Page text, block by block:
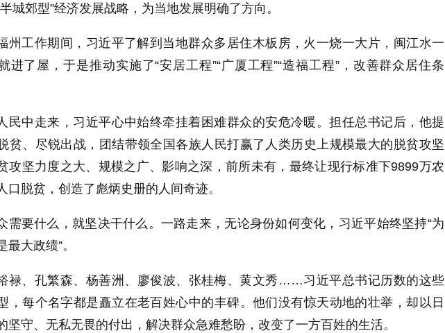
城郊型”经济发展战略，为当地发展明确了方向。
州工作期间，习近平了解到当地群众多居住木板房，火一烧一大片，闽江水一
进了屋，于是推动实施了“安居工程”“广厦工程”“造福工程”，改善群众居住条
民中走来，习近平心中始终牵挂着困难群众的安危冷暖。担任总书记后，他提
贫、尽锐出战，团结带领全国各族人民打赢了人类历史上规模最大的脱贫攻坚
攻坚力度之大、规模之广、影响之深，前所未有，最终让现行标准下9899万农
口脱贫，创造了彪炳史册的人间奇迹。
需要什么，就坚决干什么。一路走来，无论身份如何变化，习近平始终坚持“为
最大政绩”。
禄、孔繁森、杨善洲、廖俊波、张桂梅、黄文秀……习近平总书记历数的这些
，每个名字都是矗立在老百姓心中的丰碑。他们没有惊天动地的壮举，却以日
坚守、无私无畏的付出，解决群众急难愁盼，改变了一方百姓的生活。